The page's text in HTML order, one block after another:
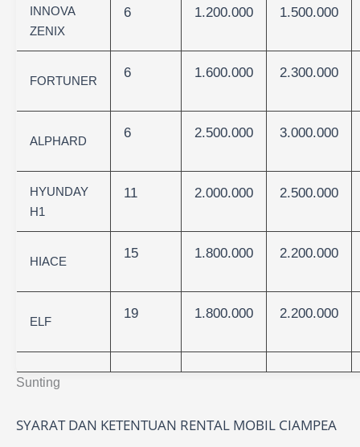
Sunting
INNOVA
ZENIX
6 1.200.000 1.500.000
FORTUNER
6 1.600.000 2.300.000
ALPHARD
6 2.500.000 3.000.000
HYUNDAY
H1
11 2.000.000 2.500.000
HIACE
15 1.800.000 2.200.000
ELF
19 1.800.000 2.200.000
SYARAT DAN KETENTUAN RENTAL MOBIL CIAMPEA